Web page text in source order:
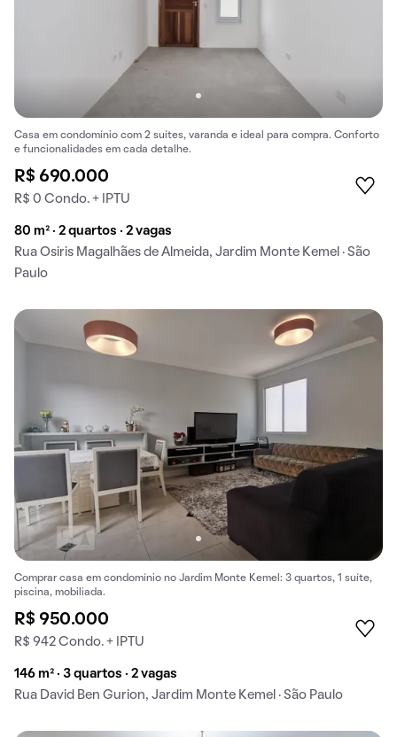
Casa em condomínio com 2 suítes, varanda e ideal para compra. Conforto
e funcionalidades em cada detalhe.
R$ 690.000
R$ 0 Condo. + IPTU
80 m² · 2 quartos · 2 vagas
Rua Osiris Magalhães de Almeida, Jardim Monte Kemel · São
Paulo
Comprar casa em condomínio no Jardim Monte Kemel: 3 quartos, 1 suíte,
piscina, mobiliada.
R$ 950.000
R$ 942 Condo. + IPTU
146 m² · 3 quartos · 2 vagas
Rua David Ben Gurion, Jardim Monte Kemel · São Paulo